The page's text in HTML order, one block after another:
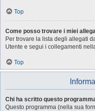
Top
Come posso trovare i miei
Per trovare la lista degli allegati
Utente e segui i collegamenti
Top
Chi ha scritto questo
Questo programma (nella sua